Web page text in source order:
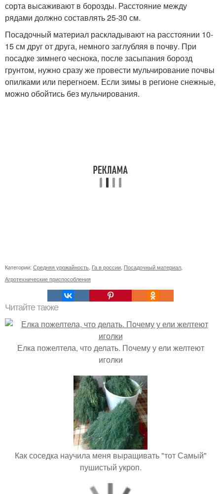
сорта высаживают в борозды. Расстояние между
рядами должно составлять 25-30 см.
Посадочный материал раскладывают на расстоянии 10-
15 см друг от друга, немного заглубляя в почву. При
посадке зимнего чеснока, после засыпания борозд
грунтом, нужно сразу же провести мульчирование почвы
опилками или перегноем. Если зимы в регионе снежные,
можно обойтись без мульчирования.
Категории: Средняя урожайность Га в россии Посадочный материал
Агротехнические приспособления
Читайте также
Елка пожелтела, что делать. Почему у ели желтеют
иголки
Как соседка научила меня выращивать "тот Самый"
пушистый укроп.